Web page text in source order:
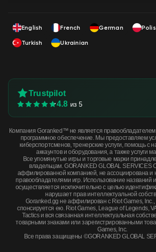
English French German
Turkish
Ukrainian
Trustpilot
4.8 из 5
Компания Goranked™ не является
программное обеспечение. Мы предоставляем
киберспортсменов, тренерские услуги, помощь с
аккаунтов и оборудования, а также услуги
Все упомянутые игры и торговые марки
владельцам. GORANKED GLOBAL SERVICES
аффилированной компанией, не ассоциирована и
правообладателями игр. Использование названий
осуществляется исключительно с целью
нарушает прав интеллектуальной
Goranked.gg не аффилирован с Riot Games,
спонсируется ею. Riot Games, League of Legends,
Tactics и вся связанная интеллектуальная
товарными знаками или зарегистрированными
Games, Inc.
Все права защищены ©GORANKED GLOBAL